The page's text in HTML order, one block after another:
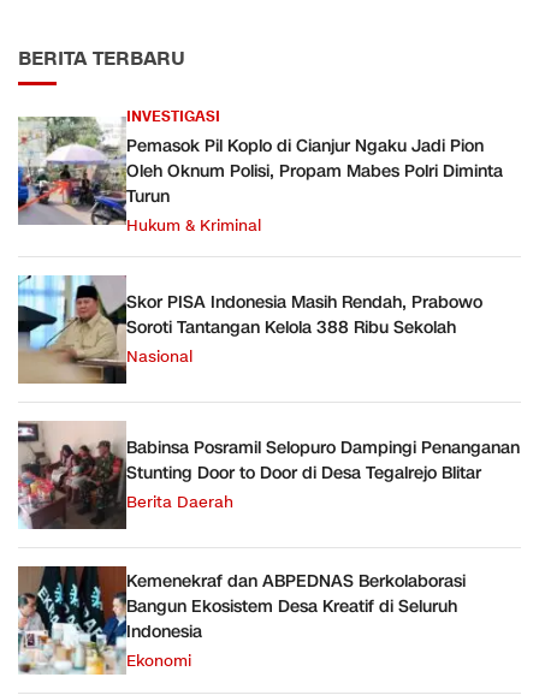
BERITA TERBARU
INVESTIGASI
Pemasok Pil Koplo di Cianjur Ngaku Jadi Pion
Oleh Oknum Polisi, Propam Mabes Polri Diminta
Turun
Hukum & Kriminal
Skor PISA Indonesia Masih Rendah, Prabowo
Soroti Tantangan Kelola 388 Ribu Sekolah
Nasional
Babinsa Posramil Selopuro Dampingi Penanganan
Stunting Door to Door di Desa Tegalrejo Blitar
Berita Daerah
Kemenekraf dan ABPEDNAS Berkolaborasi
Bangun Ekosistem Desa Kreatif di Seluruh
Indonesia
Ekonomi